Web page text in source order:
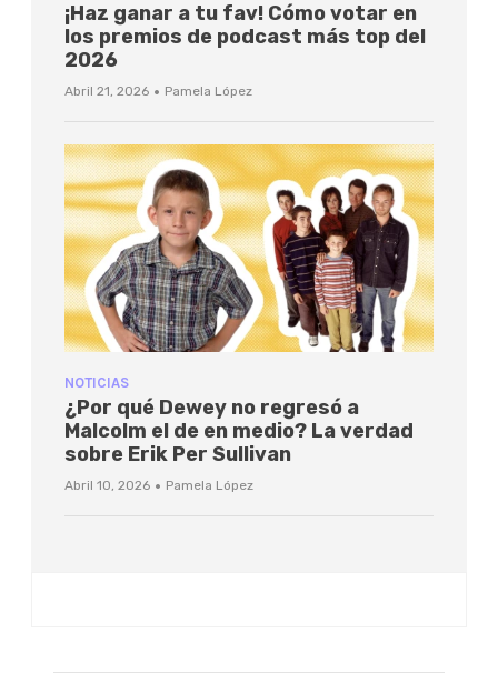
¡Haz ganar a tu fav! Cómo votar en
los premios de podcast más top del
2026
Abril 21, 2026 · Pamela López
NOTICIAS
¿Por qué Dewey no regresó a
Malcolm el de en medio? La verdad
sobre Erik Per Sullivan
Abril 10, 2026 · Pamela López